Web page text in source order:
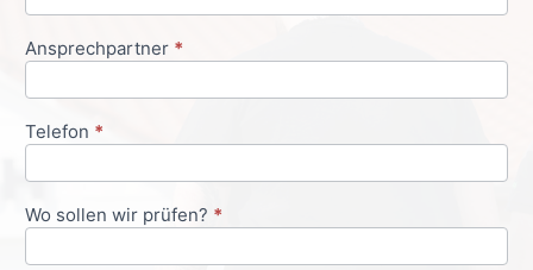
Ansprechpartner *
Telefon *
Wo sollen wir prüfen? *